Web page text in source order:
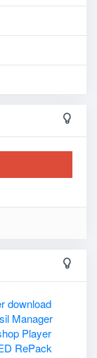
download
Manager
Player
RePack